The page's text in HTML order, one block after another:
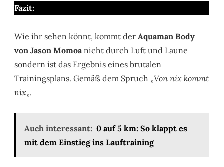
Fazit:
Wie ihr sehen könnt, kommt derAquaman Body
von Jason Momoa nicht durch Luft und Laune
sondern ist das Ergebnis eines brutalen
Trainingsplans. Gemäß dem Spruch „Von nix kommt
nix„.
Auch interessant: 0 auf 5 km: So klappt es
mit dem Einstieg ins Lauftraining